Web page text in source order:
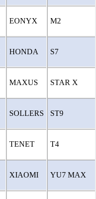
EONYX M2
HONDA S7
MAXUS STAR X
SOLLERS ST9
TENET T4
XIAOMI YU7 MAX